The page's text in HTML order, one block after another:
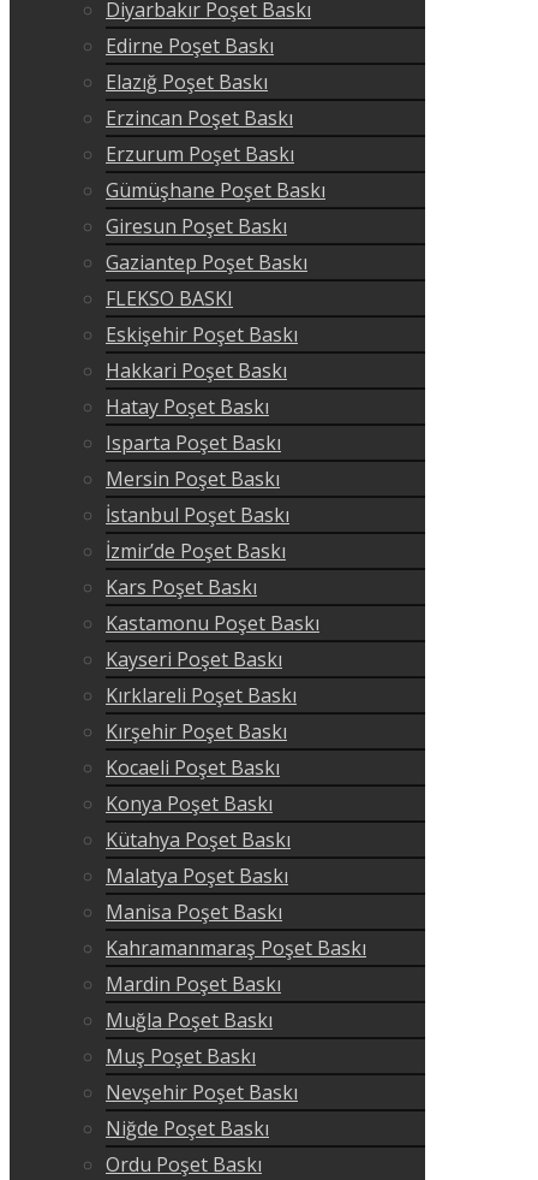
Diyarbakır Poşet Baskı
Edirne Poşet Baskı
Elazığ Poşet Baskı
Erzincan Poşet Baskı
Erzurum Poşet Baskı
Gümüşhane Poşet Baskı
Giresun Poşet Baskı
Gaziantep Poşet Baskı
FLEKSO BASKI
Eskişehir Poşet Baskı
Hakkari Poşet Baskı
Hatay Poşet Baskı
Isparta Poşet Baskı
Mersin Poşet Baskı
İstanbul Poşet Baskı
İzmir’de Poşet Baskı
Kars Poşet Baskı
Kastamonu Poşet Baskı
Kayseri Poşet Baskı
Kırklareli Poşet Baskı
Kırşehir Poşet Baskı
Kocaeli Poşet Baskı
Konya Poşet Baskı
Kütahya Poşet Baskı
Malatya Poşet Baskı
Manisa Poşet Baskı
Kahramanmaraş Poşet Baskı
Mardin Poşet Baskı
Muğla Poşet Baskı
Muş Poşet Baskı
Nevşehir Poşet Baskı
Niğde Poşet Baskı
Ordu Poşet Baskı